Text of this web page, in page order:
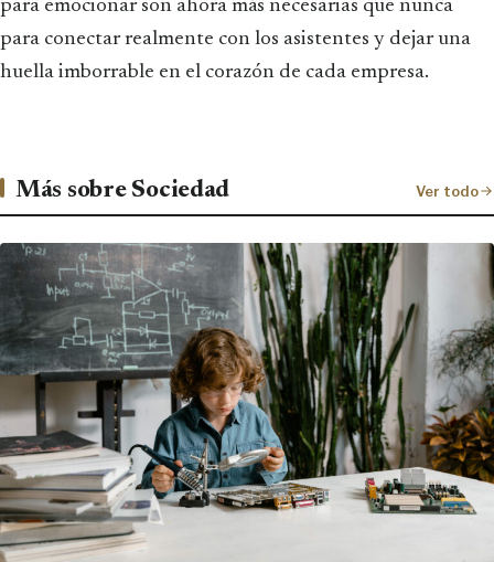
para emocionar son ahora más necesarias que nunca
para conectar realmente con los asistentes y dejar una
huella imborrable en el corazón de cada empresa.
Más sobre Sociedad Ver todo